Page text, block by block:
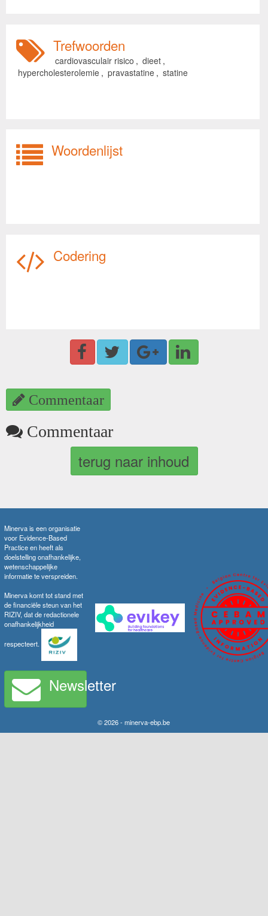
Trefwoorden
cardiovasculair risico , dieet ,
hypercholesterolemie , pravastatine , statine
Woordenlijst
Codering
Commentaar
Commentaar
terug naar inhoud
Minerva is een organisatie
voor Evidence-Based
Practice en heeft als
doelstelling onafhankelijke,
wetenschappelijke
informatie te verspreiden.
Minerva komt tot stand met
de financiële steun van het
RIZIV, dat de redactionele
onafhankelijkheid
respecteert.
Newsletter
© 2026 - minerva-ebp.be